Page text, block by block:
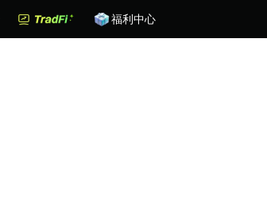
福利中心